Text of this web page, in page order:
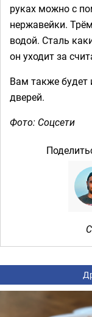
руках можно с
нержавейки.
водой. Сталь
он уходит за
Вам также будет
дверей.
Фото: Соцсети